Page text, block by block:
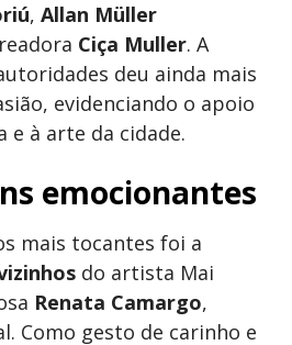
, Allan Müller
Ciça Muller. A
deu ainda mais
evidenciando o apoio
à arte da cidade.
emocionantes
mais tocantes foi a
do artista Mai
Renata Camargo,
Como gesto de carinho e